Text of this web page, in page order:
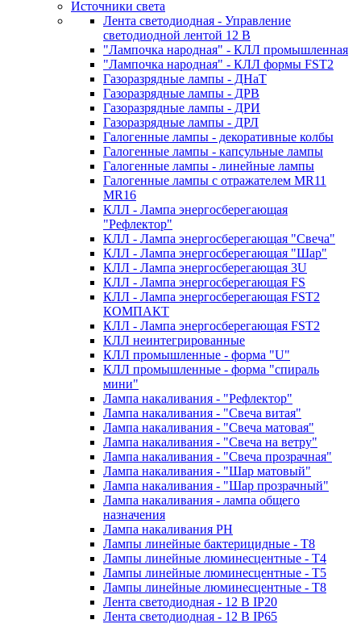
Источники света
Лента светодиодная - Управление
светодиодной лентой 12 В
"Лампочка народная" - КЛЛ промышленная
"Лампочка народная" - КЛЛ формы FST2
Газоразрядные лампы - ДНаТ
Газоразрядные лампы - ДРВ
Газоразрядные лампы - ДРИ
Газоразрядные лампы - ДРЛ
Галогенные лампы - декоративные колбы
Галогенные лампы - капсульные лампы
Галогенные лампы - линейные лампы
Галогенные лампы с отражателем MR11
MR16
КЛЛ - Лампа энергосберегающая
"Рефлектор"
КЛЛ - Лампа энергосберегающая "Свеча"
КЛЛ - Лампа энергосберегающая "Шар"
КЛЛ - Лампа энергосберегающая 3U
КЛЛ - Лампа энергосберегающая FS
КЛЛ - Лампа энергосберегающая FST2
КОМПАКТ
КЛЛ - Лампа энергосберегающая FSТ2
КЛЛ неинтегрированные
КЛЛ промышленные - форма "U"
КЛЛ промышленные - форма "спираль
мини"
Лампа накаливания - "Рефлектор"
Лампа накаливания - "Свеча витая"
Лампа накаливания - "Свеча матовая"
Лампа накаливания - "Свеча на ветру"
Лампа накаливания - "Свеча прозрачная"
Лампа накаливания - "Шар матовый"
Лампа накаливания - "Шар прозрачный"
Лампа накаливания - лампа общего
назначения
Лампа накаливания РН
Лампы линейные бактерицидные - Т8
Лампы линейные люминесцентные - Т4
Лампы линейные люминесцентные - Т5
Лампы линейные люминесцентные - Т8
Лента светодиодная - 12 В IP20
Лента светодиодная - 12 В IP65